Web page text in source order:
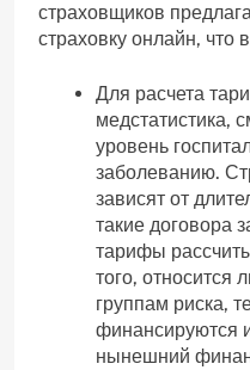
страховщиков
страховку онлайн, что
Для расчета
медстатистика,
уровень
заболеванию.
зависят от
такие договора
тарифы
того, относится
группам риска,
финансируются
нынешний